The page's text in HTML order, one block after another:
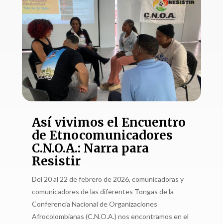
Así vivimos el Encuentro
de Etnocomunicadores
C.N.O.A.: Narra para
Resistir
Del 20 al 22 de febrero de 2026, comunicadoras y
comunicadores de las diferentes Tongas de la
Conferencia Nacional de Organizaciones
Afrocolombianas (C.N.O.A.) nos encontramos en el